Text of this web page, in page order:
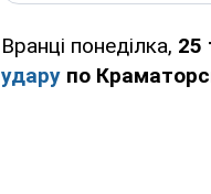
Вранці понеділка, 25
удару по